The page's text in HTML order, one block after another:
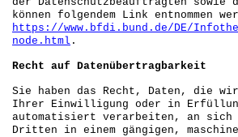
können folgendem Link entnommen
https://www.bfdi.bund.de/DE/
node.html .
Recht auf Datenübertragbarkeit
Sie haben das Recht, Daten, die
Ihrer Einwilligung oder in
automatisiert verarbeiten, an sich
Dritten in einem gängigen,